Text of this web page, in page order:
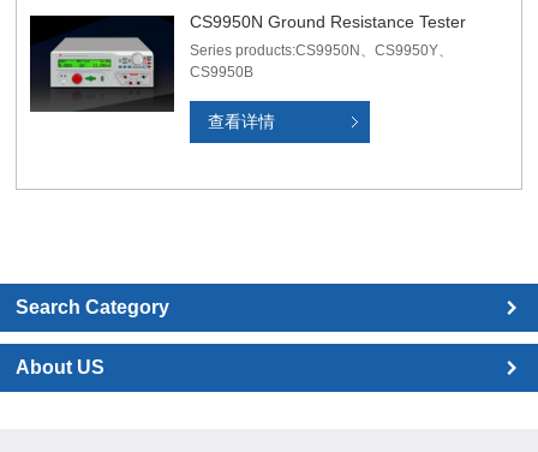
CS9950N Ground Resistance Tester
Series products:CS9950N、CS9950Y、
CS9950B
查看详情
Search Category
About US